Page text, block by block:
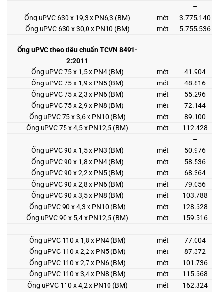
–
Ống uPVC 630 x 19,3 x PN6,3 (BM)
mét
3.775.140
Ống uPVC 630 x 30,0 x PN10 (BM)
mét 5.755.536
Ống uPVC theo tiêu chuẩn TCVN 8491-
2:2011
Ống uPVC 75 x 1,5 x PN4 (BM)
mét
41.904
Ống uPVC 75 x 1,9 x PN5 (BM)
mét
48.816
Ống uPVC 75 x 2,3 x PN6 (BM)
mét
55.296
Ống uPVC 75 x 2,9 x PN8 (BM)
mét
72.144
Ống uPVC 75 x 3,6 x PN10 (BM)
mét
89.100
Ống uPVC 75 x 4,5 x PN12,5 (BM)
mét
112.428
–
Ống uPVC 90 x 1,5 x PN3 (BM)
mét
50.976
Ống uPVC 90 x 1,8 x PN4 (BM)
mét
58.536
Ống uPVC 90 x 2,2 x PN5 (BM)
mét
68.364
Ống uPVC 90 x 2,8 x PN6 (BM)
mét
79.056
Ống uPVC 90 x 3,5 x PN8 (BM)
mét
103.788
Ống uPVC 90 x 4,3 x PN10 (BM)
mét
128.628
Ống uPVC 90 x 5,4 x PN12,5 (BM)
mét
159.516
–
Ống uPVC 110 x 1,8 x PN4 (BM)
mét
77.004
Ống uPVC 110 x 2,2 x PN5 (BM)
mét
87.372
Ống uPVC 110 x 2,7 x PN6 (BM)
mét
101.736
Ống uPVC 110 x 3,4 x PN8 (BM)
mét
115.668
Ống uPVC 110 x 4,2 x PN10 (BM)
mét
162.324